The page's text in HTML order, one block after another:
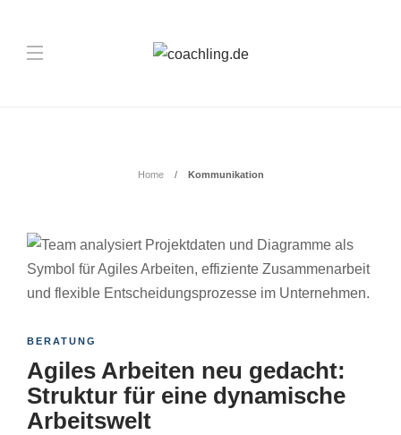
Home Kommunikation
BERATUNG
Agiles Arbeiten neu gedacht:
Struktur für eine dynamische
Arbeitswelt